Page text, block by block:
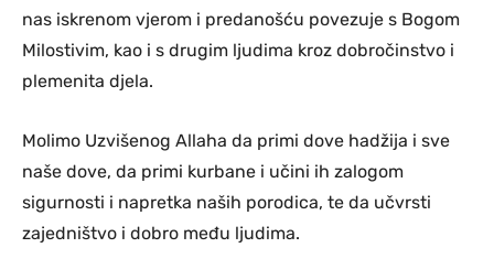
nas iskrenom vjerom i predanošću povezuje s Bogom
Milostivim, kao i s drugim ljudima kroz dobročinstvo i
plemenita djela.
Molimo Uzvišenog Allaha da primi dove hadžija i sve
naše dove, da primi kurbane i učini ih zalogom
sigurnosti i napretka naših porodica, te da učvrsti
zajedništvo i dobro među ljudima.